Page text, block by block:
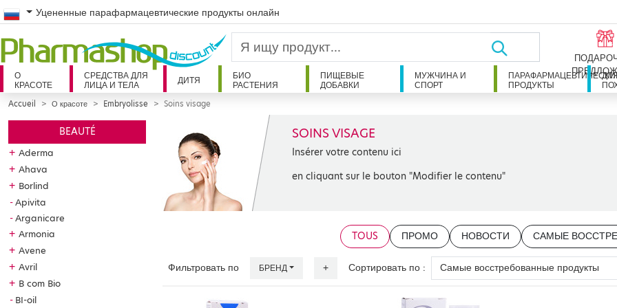
Russian
Уцененные парафармацевтические продукты онлайн
О
КРАСОТЕ
СРЕДСТВА ДЛЯ
ЛИЦА И ТЕЛА
ДИТЯ
БИО
РАСТЕНИЯ
ПИЩЕВЫЕ
ДОБАВКИ
МУЖЧИНА И
СПОРТ
ПРОДУКТЫ
Accueil О красоте Embryolisse Soins visage
BEAUTÉ
+ Aderma
+ Ahava
+ Borlind
Apivita
Arganicare
+ Armonia
+ Avene
+ Avril
+ B com Bio
BI-oil
SOINS VISAGE
Insérer votre contenu ici
en cliquant sur le bouton "Modifier le contenu"
TOUS ПРОМО НОВОСТИ САМЫЕ
Фильтровать по БРЕНД + Сортировать по :